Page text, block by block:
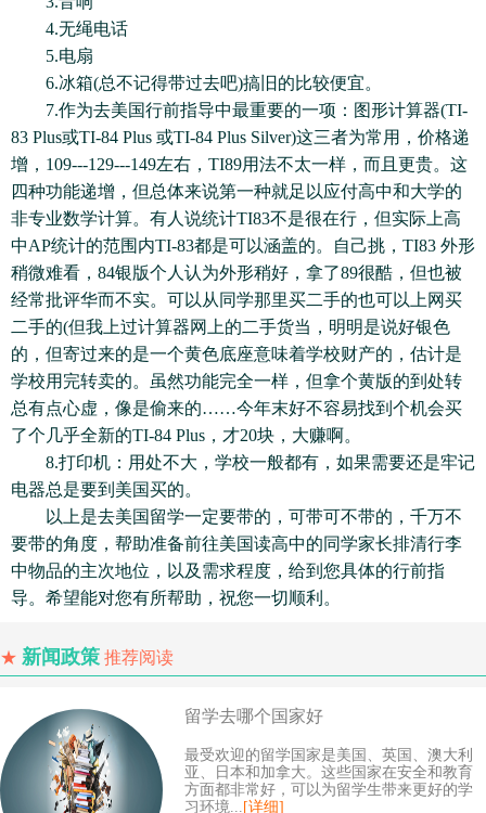
4.无绳电话
5.电扇
6.冰箱(总不记得带过去吧)搞旧的比较便宜。
7.作为去美国行前指导中最重要的一项：图形计算器(TI-
83 Plus或TI-84 Plus 或TI-84 Plus Silver)这三者为常用，价格递
增，109---129---149左右，TI89用法不太一样，而且更贵。这
四种功能递增，但总体来说第一种就足以应付高中和大学的
非专业数学计算。有人说统计TI83不是很在行，但实际上高
中AP统计的范围内TI-83都是可以涵盖的。自己挑，TI83 外形
稍微难看，84银版个人认为外形稍好，拿了89很酷，但也被
经常批评华而不实。可以从同学那里买二手的也可以上网买
二手的(但我上过计算器网上的二手货当，明明是说好银色
的，但寄过来的是一个黄色底座意味着学校财产的，估计是
学校用完转卖的。虽然功能完全一样，但拿个黄版的到处转
总有点心虚，像是偷来的……今年末好不容易找到个机会买
了个几乎全新的TI-84 Plus，才20块，大赚啊。
8.打印机：用处不大，学校一般都有，如果需要还是牢记
电器总是要到美国买的。
以上是去美国留学一定要带的，可带可不带的，千万不
要带的角度，帮助准备前往美国读高中的同学家长排清行李
中物品的主次地位，以及需求程度，给到您具体的行前指
导。希望能对您有所帮助，祝您一切顺利。
★ 新闻政策 推荐阅读
留学去哪个国家好
最受欢迎的留学国家是美国、英国、澳大利
亚、日本和加拿大。这些国家在安全和教育
方面都非常好，可以为留学生带来更好的学
习环境... [详细]